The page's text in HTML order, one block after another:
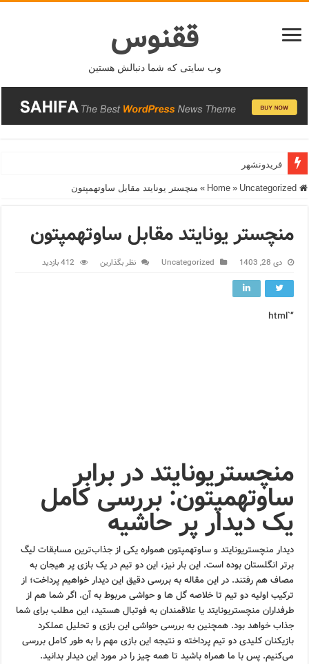
ققنوس
وب سایتی که شما دنبالش هستین
فریدونشهر
» Uncategorized
» منچستر یونایتد مقابل ساوتهمپتون
منچستر یونایتد مقابل ساوتهمپتون
دی 28, 1403 Uncategorized نظر بگذارین 412 بازدید
“`html
منچستریونایتد در برابر
ساوتهمپتون: بررسی کامل
یک دیدار پر حاشیه
دیدار منچستریونایتد و ساوتهمپتون همواره یکی از جذاب‌ترین مسابقات لیگ
برتر انگلستان بوده است. این بار نیز، این دو تیم در یک بازی پر هیجان به
مصاف هم رفتند. در این مقاله به بررسی دقیق این دیدار خواهیم پرداخت؛ از
ترکیب اولیه دو تیم تا خلاصه گل ها و حواشی مربوط به آن. اگر شما هم از
طرفداران منچستریونایتد یا علاقمندان به فوتبال هستید، این مطلب برای شما
جذاب خواهد بود. همچنین به بررسی حواشی این بازی و تحلیل عملکرد
بازیکنان کلیدی دو تیم پرداخته و نتیجه این بازی مهم را به طور کامل بررسی
می‌کنیم. پس با ما همراه باشید تا همه چیز را در مورد این دیدار بدانید.